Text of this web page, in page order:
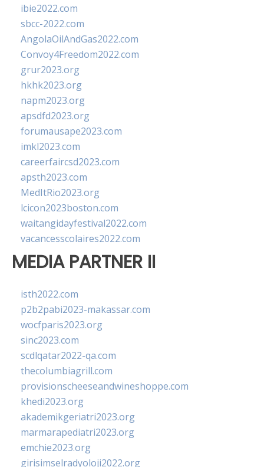
ibie2022.com
sbcc-2022.com
AngolaOilAndGas2022.com
Convoy4Freedom2022.com
grur2023.org
hkhk2023.org
napm2023.org
apsdfd2023.org
forumausape2023.com
imkl2023.com
careerfaircsd2023.com
apsth2023.com
MedItRio2023.org
lcicon2023boston.com
waitangidayfestival2022.com
vacancesscolaires2022.com
MEDIA PARTNER II
isth2022.com
p2b2pabi2023-makassar.com
wocfparis2023.org
sinc2023.com
scdlqatar2022-qa.com
thecolumbiagrill.com
provisionscheeseandwineshoppe.com
khedi2023.org
akademikgeriatri2023.org
marmarapediatri2023.org
emchie2023.org
girisimselradyoloji2022.org